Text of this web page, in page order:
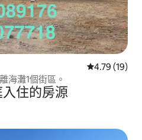
從 19 則評價
4.79 (19)
海灘1個街區。
住的房源